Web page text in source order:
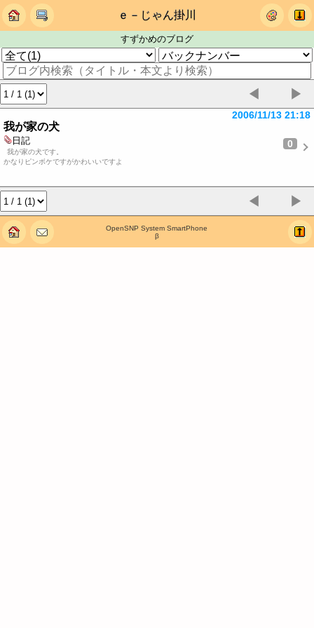
ｅ－じゃん掛川
すずかめのブログ
◀ ▶
我が家の犬
2006/11/13 21:18
日記 0
我が家の犬です。
かなりピンボケですがかわいいですよ
◀ ▶
OpenSNP System SmartPhone
β